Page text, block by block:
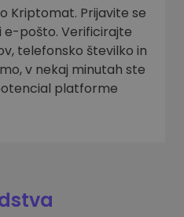
Kriptomat. Prijavite se
e-pošto. Verificirajte
telefonsko številko in
v nekaj minutah ste
platforme